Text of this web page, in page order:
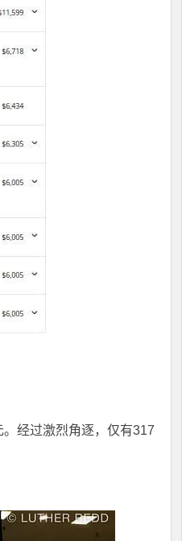
经过激烈角逐，仅有317